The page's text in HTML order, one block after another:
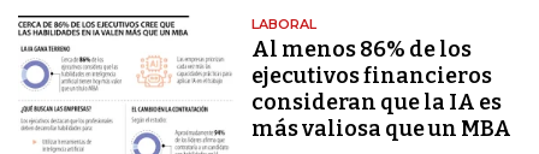
LABORAL
Al menos 86% de los
ejecutivos financieros
consideran que la IA es
más valiosa que un MBA